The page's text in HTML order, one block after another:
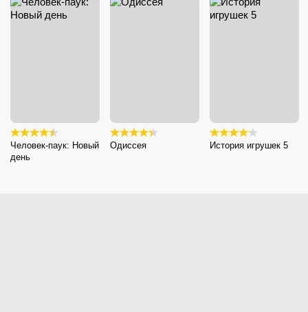
Человек-паук: Новый
день
Одиссея История игрушек 5